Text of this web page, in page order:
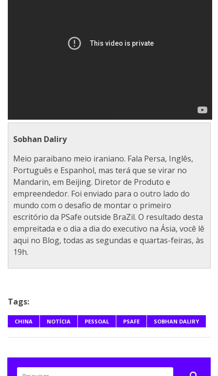
Sobhan Daliry
Meio paraibano meio iraniano. Fala Persa, Inglês,
Português e Espanhol, mas terá que se virar no
Mandarin, em Beijing. Diretor de Produto e
empreendedor. Foi enviado para o outro lado do
mundo com o desafio de montar o primeiro
escritório da PSafe outside BraZil. O resultado desta
empreitada e o dia a dia do executivo na Ásia, você lê
aqui no Blog, todas as segundas e quartas-feiras, às
19h.
Tags:
CHINA NOTÍCIA PESSOAL PSAFE SOBHAN DALIRY